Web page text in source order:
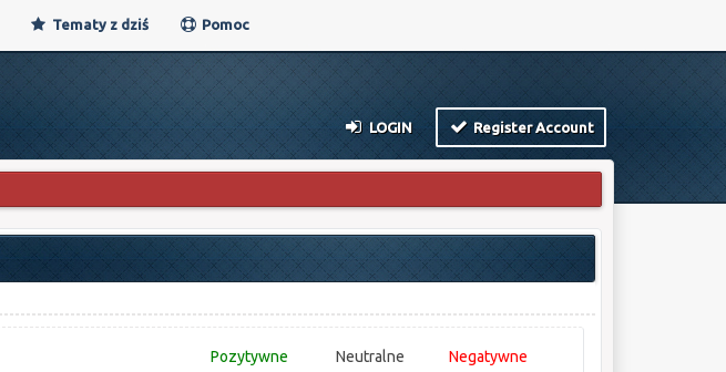
Tematy z dziś Pomoc
LOGIN Register Account
Pozytywne Neutralne
Negatywne